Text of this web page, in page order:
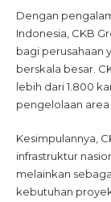
Dengan
Indonesia, CKB
bagi perusahaan
berskala besar.
lebih dari 1.800
pengelolaan
Kesimpulannya,
infrastruktur
melainkan
kebutuhan